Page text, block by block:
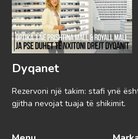
Dyqanet
Rezervoni një takim: stafi ynë
gjitha nevojat tuaja të shikimit.